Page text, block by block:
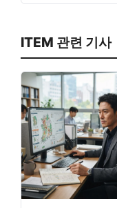
ITEM 관련 기사